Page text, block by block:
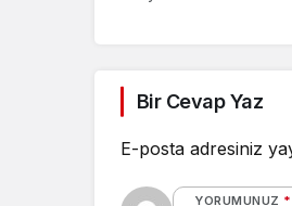
Bir Cevap Yaz
E-posta adresiniz
YORUMUNUZ *